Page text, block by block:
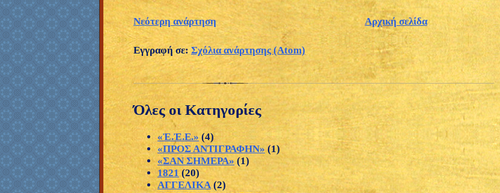
Νεότερη ανάρτηση Αρχική σελίδα
Εγγραφή σε:Σχόλια ανάρτησης (Atom)
Όλες οι Κατηγορίες
«Ἐ.Ἐ.Ε.» (4)
«ΠΡΟΣ ΑΝΤΙΓΡΑΦΗΝ» (1)
«ΣΑΝ ΣΗΜΕΡΑ» (1)
1821 (20)
ΑΓΓΕΛΙΚΑ (2)